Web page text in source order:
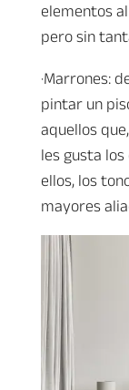
elementos
pero sin
·Marrones:
pintar un
aquellos
les gusta
ellos, los
mayores